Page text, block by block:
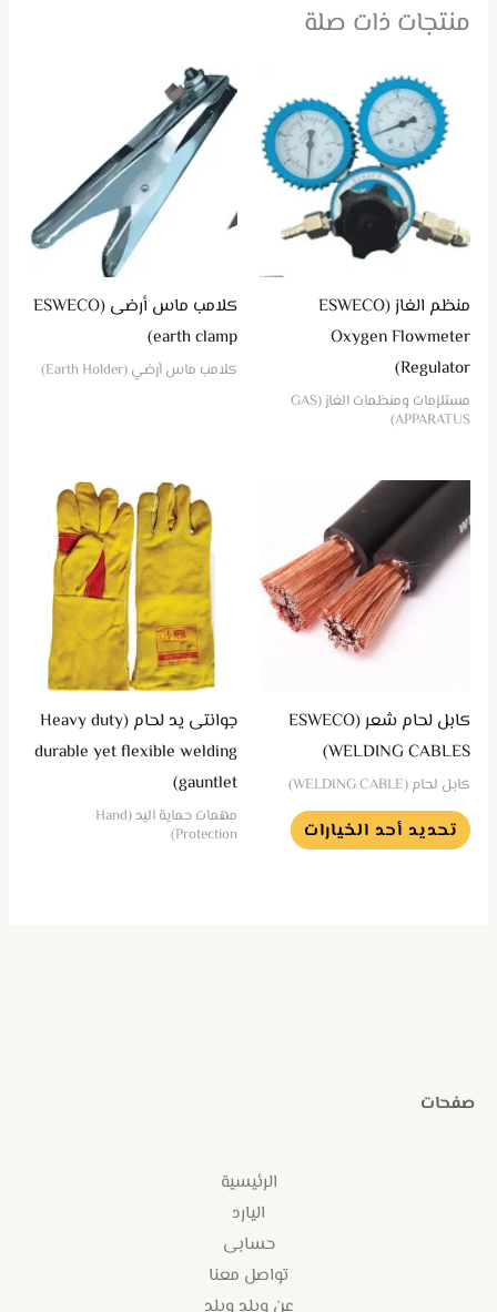
منتجات ذات صلة
منظم الغاز (ESWECO
Oxygen Flowmeter
Regulator)
مستلزمات ومنظمات الغاز (GAS
APPARATUS)
كلامب ماس أرضى (ESWECO
earth clamp)
كلامب ماس أرضي (Earth Holder)
كابل لحام شعر (ESWECO
WELDING CABLES)
كابل لحام (WELDING CABLE)
تحديد أحد الخيارات
من
الأشكال
المختلفة
يمكن
الخيارات
صفحة
جوانتى يد لحام (Heavy duty
durable yet flexible welding
gauntlet)
مهمات حماية اليد (Hand
Protection)
صفحات
الرئيسية
اليارد
حسابى
تواصل معنا
عن ويلد ويلد